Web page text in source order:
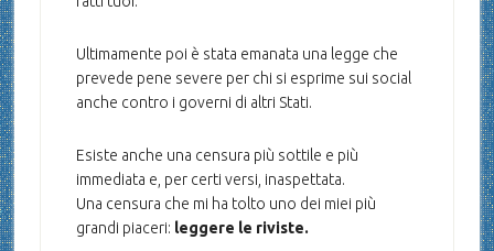
Ultimamente poi è stata emanata una legge che
prevede pene severe per chi si esprime sui social
anche contro i governi di altri Stati.
Esiste anche una censura più sottile e più
immediata e, per certi versi, inaspettata.
Una censura che mi ha tolto uno dei miei più
grandi piaceri: leggere le riviste.